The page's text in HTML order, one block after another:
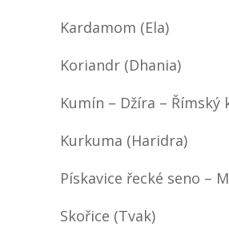
Kardamom (Ela)
Koriandr (Dhania)
Kumín – Džíra – Římský
Kurkuma (Haridra)
Pískavice řecké seno –
Skořice (Tvak)